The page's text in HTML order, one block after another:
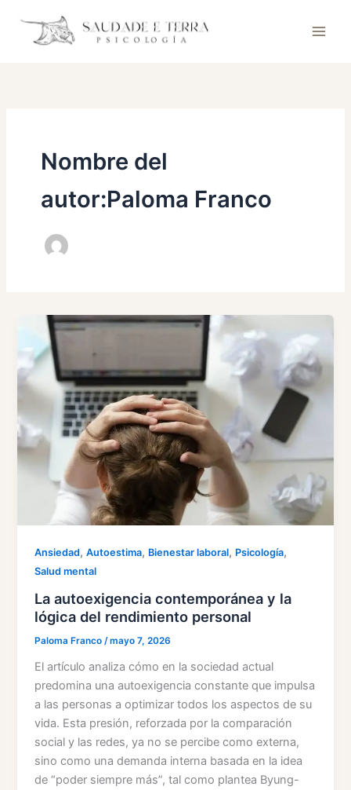
contenido
Nombre del
autor:Paloma Franco
Ansiedad,Autoestima, Bienestar laboral, Psicología,
Salud mental
La autoexigencia contemporánea y la
lógica del rendimiento personal
Paloma Franco/mayo 7, 2026
El artículo analiza cómo en la sociedad actual
predomina una autoexigencia constante que impulsa
a las personas a optimizar todos los aspectos de su
vida. Esta presión, reforzada por la comparación
social y las redes, ya no se percibe como externa,
sino como una demanda interna basada en la idea
de “poder siempre más”, tal como plantea Byung-